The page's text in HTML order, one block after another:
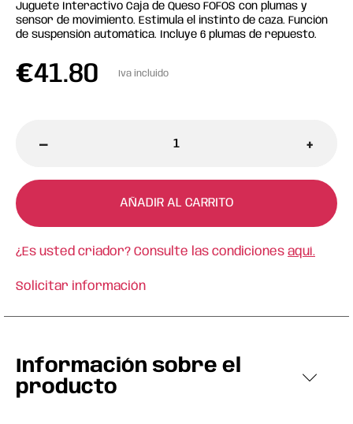
Juguete Interactivo Caja de Queso FOFOS con plumas y
sensor de movimiento. Estimula el instinto de caza. Función
de suspensión automática. Incluye 6 plumas de repuesto.
€41.80 Iva incluido
- +
AÑADIR AL CARRITO
¿Es usted criador? Consulte las condiciones aquí.
Solicitar información
Información sobre el
producto